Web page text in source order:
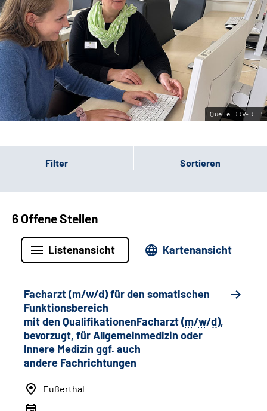
Beratungsstellen &
Zuweisende
Suche
Leichte Sprache
Gebärdensprache
Quelle:DRV-RLP
Filter Sortieren
6 Offene Stellen
Listenansicht Kartenansicht
Facharzt (m/w/d) für den somatischen
Funktionsbereich
mit den QualifikationenFacharzt (m/w/d),
bevorzugt, für Allgemeinmedizin oder
Innere Medizin ggf. auch
andere Fachrichtungen
Eußerthal